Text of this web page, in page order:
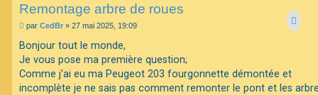
Remontage arbre de roues
M
s
a
g
e
par CedBr » 27 mai 2025, 19:09
Bonjour tout le monde,
Je vous pose ma première question;
Comme j'ai eu ma Peugeot 203 fourgonnette démontée et
incomplète je ne sais pas comment remonter le pont et les